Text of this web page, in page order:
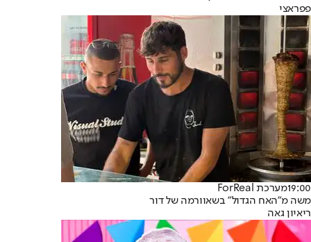
פפראצי
19:00מערכת ForReal
משה מ"האח הגדול" בשאוורמה של דור
ריאיון גאה